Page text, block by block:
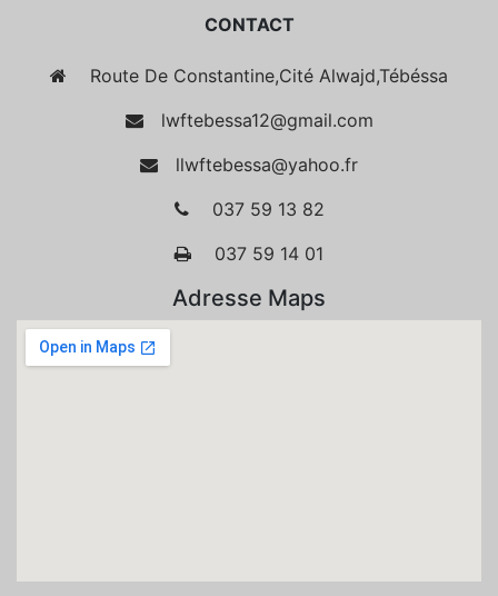
CONTACT
Route De Constantine,Cité Alwajd,Tébéssa
lwftebessa12@gmail.com
llwftebessa@yahoo.fr
037 59 13 82
037 59 14 01
Adresse Maps